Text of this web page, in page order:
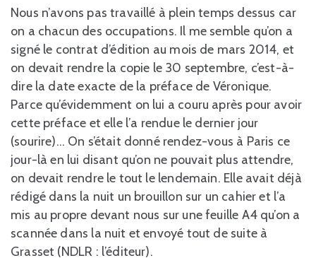
Nous n’avons pas travaillé à plein temps dessus car
on a chacun des occupations. Il me semble qu’on a
signé le contrat d’édition au mois de mars 2014, et
on devait rendre la copie le 30 septembre, c’est-à-
dire la date exacte de la préface de Véronique.
Parce qu’évidemment on lui a couru après pour avoir
cette préface et elle l’a rendue le dernier jour
(sourire)… On s’était donné rendez-vous à Paris ce
jour-là en lui disant qu’on ne pouvait plus attendre,
on devait rendre le tout le lendemain. Elle avait déjà
rédigé dans la nuit un brouillon sur un cahier et l’a
mis au propre devant nous sur une feuille A4 qu’on a
scannée dans la nuit et envoyé tout de suite à
Grasset (NDLR : l’éditeur).